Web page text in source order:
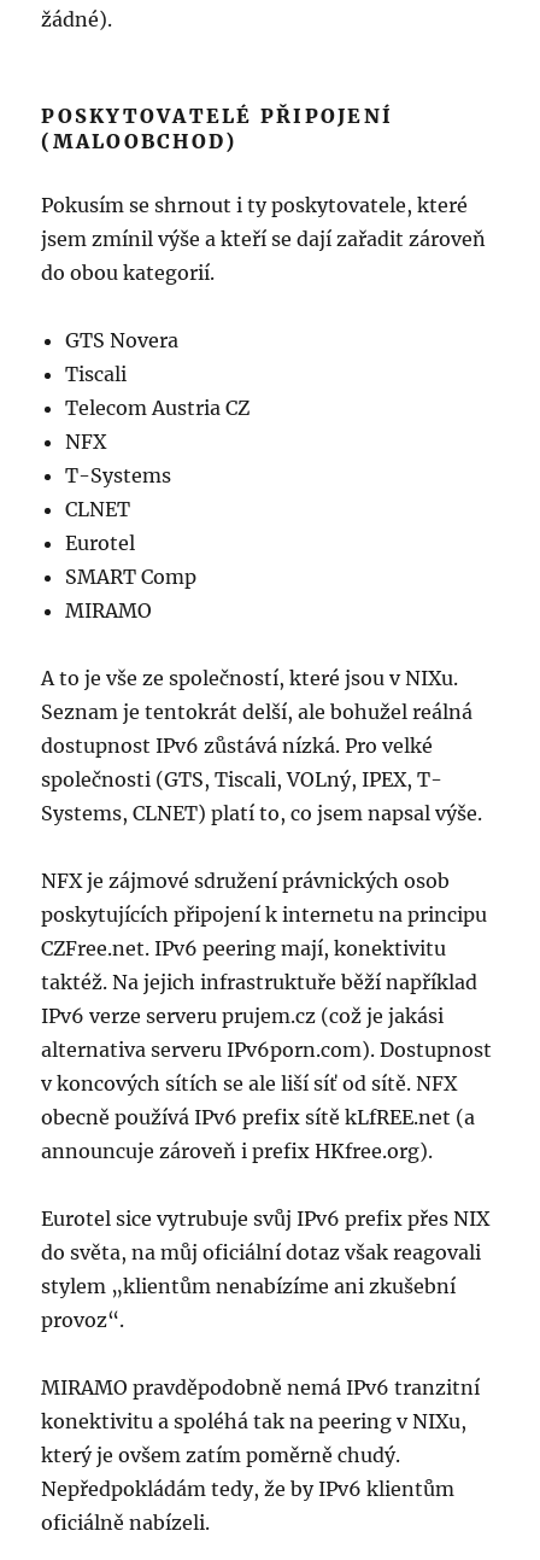
žádné).
POSKYTOVATELÉ PŘIPOJENÍ
(MALOOBCHOD)
Pokusím se shrnout i ty poskytovatele, které
jsem zmínil výše a kteří se dají zařadit zároveň
do obou kategorií.
GTS Novera
Tiscali
Telecom Austria CZ
NFX
T-Systems
CLNET
Eurotel
SMART Comp
MIRAMO
A to je vše ze společností, které jsou v NIXu.
Seznam je tentokrát delší, ale bohužel reálná
dostupnost IPv6 zůstává nízká. Pro velké
společnosti (GTS, Tiscali, VOLný, IPEX, T-
Systems, CLNET) platí to, co jsem napsal výše.
NFX je zájmové sdružení právnických osob
poskytujících připojení k internetu na principu
CZFree.net. IPv6 peering mají, konektivitu
taktéž. Na jejich infrastruktuře běží například
IPv6 verze serveru prujem.cz (což je jakási
alternativa serveru IPv6porn.com). Dostupnost
v koncových sítích se ale liší síť od sítě. NFX
obecně používá IPv6 prefix sítě kLfREE.net (a
announcuje zároveň i prefix HKfree.org).
Eurotel sice vytrubuje svůj IPv6 prefix přes NIX
do světa, na můj oficiální dotaz však reagovali
stylem „klientům nenabízíme ani zkušební
provoz“.
MIRAMO pravděpodobně nemá IPv6 tranzitní
konektivitu a spoléhá tak na peering v NIXu,
který je ovšem zatím poměrně chudý.
Nepředpokládám tedy, že by IPv6 klientům
oficiálně nabízeli.